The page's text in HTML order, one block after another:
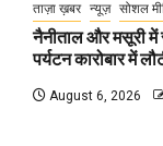
ताज़ा ख़बर न्यूज़ सोशल
नैनीताल और मसूरी में
पर्यटन कारोबार में
August 6, 2026